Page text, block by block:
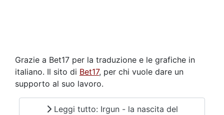
Grazie a Bet17 per la traduzione e le grafiche in
italiano. Il sito di Bet17, per chi vuole dare un
supporto al suo lavoro.
Leggi tutto: Irgun - la nascita del